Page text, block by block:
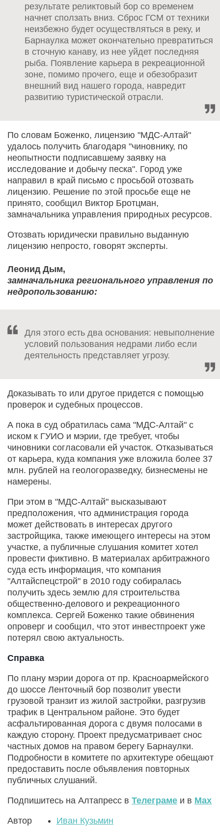
результате реликтовый бор со временем
начнет сползать вниз. Сброс ГСМ от техники
неизбежно будет осуществляться в реку, и
Барнаулка может окончательно превратиться
в сточную канаву, из нее уйдет последняя
рыба. Появление карьера в рекреационной
зоне, помимо прочего, еще и обезобразит
внешний вид нашего города, навредит
развитию туристической отрасли.
По словам Боженко, лицензию "МДС-Алтай"
удалось получить благодаря "чиновнику, по
неопытности подписавшему заявку на
исследование и добычу песка". Город уже
направил в край письмо с просьбой отозвать
лицензию. Решение по этой просьбе еще не
принято, сообщил Виктор Бротцман,
замначальника управления природных ресурсов.
Отозвать юридически правильно выданную
лицензию непросто, говорят эксперты.
Леонид Дым,
замначальника регионального управления по
недропользованию:
Для этого есть два основания: невыполнение
условий пользования недрами либо если
деятельность представляет угрозу.
Доказывать то или другое придется с помощью
проверок и судебных процессов.
А пока в суд обратилась сама "МДС-Алтай" с
иском к ГУИО и мэрии, где требует, чтобы
чиновники согласовали ей участок. Отказываться
от карьера, куда компания уже вложила более 37
млн. рублей на геологоразведку, бизнесмены не
намерены.
При этом в "МДС-Алтай" высказывают
предположения, что администрация города
может действовать в интересах другого
застройщика, также имеющего интересы на этом
участке, а публичные слушания комитет хотел
провести фиктивно. В материалах арбитражного
суда есть информация, что компания
"Алтайспецстрой" в 2010 году собиралась
получить здесь землю для строительства
общественно-делового и рекреационного
комплекса. Сергей Боженко такие обвинения
опроверг и сообщил, что этот инвестпроект уже
потерял свою актуальность.
Справка
По плану мэрии дорога от пр. Красноармейского
до шоссе Ленточный бор позволит увести
грузовой транзит из жилой застройки, разгрузив
трафик в Центральном районе. Это будет
асфальтированная дорога с двумя полосами в
каждую сторону. Проект предусматривает снос
частных домов на правом берегу Барнаулки.
Подробности в комитете по архитектуре обещают
предоставить после объявления повторных
публичных слушаний.
Подпишитесь на Алтапресс в Телеграме и в Max
Автор Иван Кузьмин